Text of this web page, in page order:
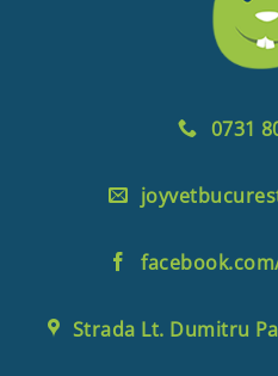
0731
Strada Lt. Dumitru